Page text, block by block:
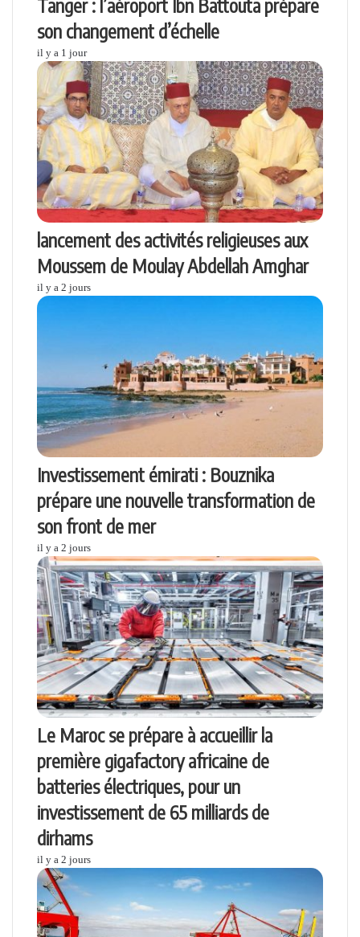
Tanger : l’aéroport Ibn Battouta prépare
son changement d’échelle
il y a 1 jour
lancement des activités religieuses aux
Moussem de Moulay Abdellah Amghar
il y a 2 jours
Investissement émirati : Bouznika
prépare une nouvelle transformation de
son front de mer
il y a 2 jours
Le Maroc se prépare à accueillir la
première gigafactory africaine de
batteries électriques, pour un
investissement de 65 milliards de
dirhams
il y a 2 jours